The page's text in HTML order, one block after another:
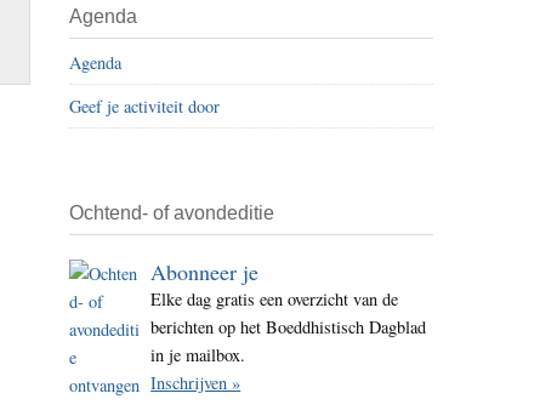
t
e
Agenda
Agenda
Geef je activiteit door
Ochtend- of avondeditie
Abonneer je
Elke dag gratis een overzicht van de
berichten op het Boeddhistisch Dagblad
in je mailbox.
Inschrijven »